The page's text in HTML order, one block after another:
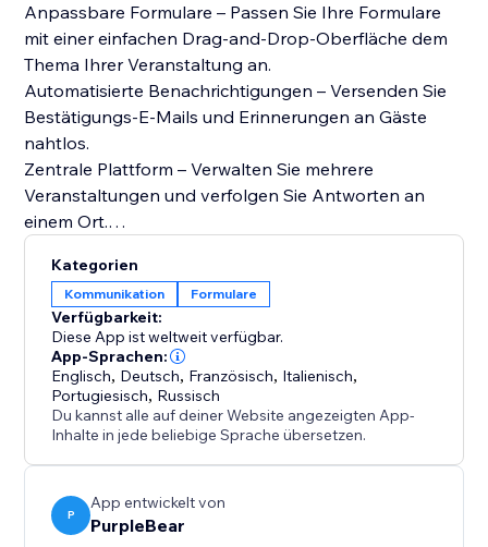
Anpassbare Formulare – Passen Sie Ihre Formulare
mit einer einfachen Drag-and-Drop-Oberfläche dem
Thema Ihrer Veranstaltung an.
Automatisierte Benachrichtigungen – Versenden Sie
Bestätigungs-E-Mails und Erinnerungen an Gäste
nahtlos.
Zentrale Plattform – Verwalten Sie mehrere
Veranstaltungen und verfolgen Sie Antworten an
einem Ort.
Perfekt für Veranstaltungsgastgeber, -planer oder
alle, die den Einladungsprozess optimieren möchten,
macht der RSVP-Formular-Generator die
Veranstaltungsplanung effizienter und organisiert.
Kategorien
Kommunikation Formulare
Verfügbarkeit:
Diese App ist weltweit verfügbar.
App-Sprachen:
Englisch, Deutsch, Französisch, Italienisch,
Portugiesisch, Russisch
Du kannst alle auf deiner Website angezeigten App-
Inhalte in jede beliebige Sprache übersetzen.
P
App entwickelt von
PurpleBear